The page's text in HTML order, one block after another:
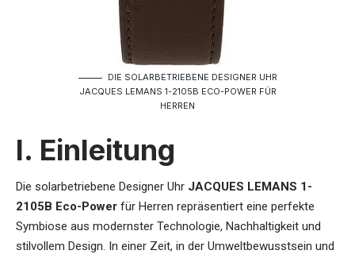
DIE SOLARBETRIEBENE DESIGNER UHR
JACQUES LEMANS 1-2105B ECO-POWER FÜR
HERREN
I. Einleitung
Die solarbetriebene Designer Uhr JACQUES LEMANS 1-
2105B Eco-Power für Herren repräsentiert eine perfekte
Symbiose aus modernster Technologie, Nachhaltigkeit und
stilvollem Design. In einer Zeit, in der Umweltbewusstsein und